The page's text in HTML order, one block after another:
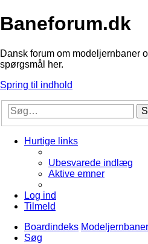
Baneforum.dk
Dansk forum om modeljernbaner
spørgsmål her.
Spring til indhold
Hurtige links
Ubesvarede indlæg
Aktive emner
Log ind
Tilmeld
Boardindeks Modeljernbaner
Søg